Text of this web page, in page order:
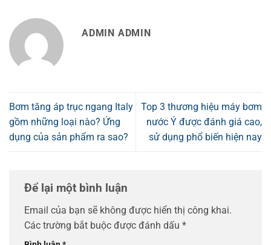
ADMIN ADMIN
Bơm tăng áp trục ngang Italy
gồm những loại nào? Ứng
dụng của sản phẩm ra sao?
Top 3 thương hiệu máy bơm
nước Ý được đánh giá cao,
sử dụng phổ biến hiện nay
Để lại một bình luận
Email của bạn sẽ không được hiển thị công khai.
Các trường bắt buộc được đánh dấu *